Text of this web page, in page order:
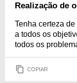
Realização de
Tenha certeza
a todos os
todos os
COPIAR